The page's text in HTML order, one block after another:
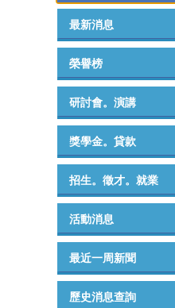
最新消息
榮譽榜
研討會。演講
獎學金。貸款
招生。徵才。就業
活動消息
最近一周新聞
歷史消息查詢